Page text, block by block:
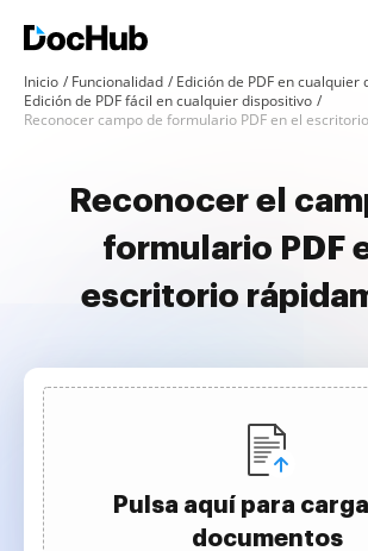
Inicio Funcionalidad
Edición de PDF en cualquier
Edición de PDF fácil en cualquier dispositivo
Reconocer campo de formulario PDF en el escritorio
Reconocer el
formulario PDF
escritorio
Pulsa aquí para
documentos